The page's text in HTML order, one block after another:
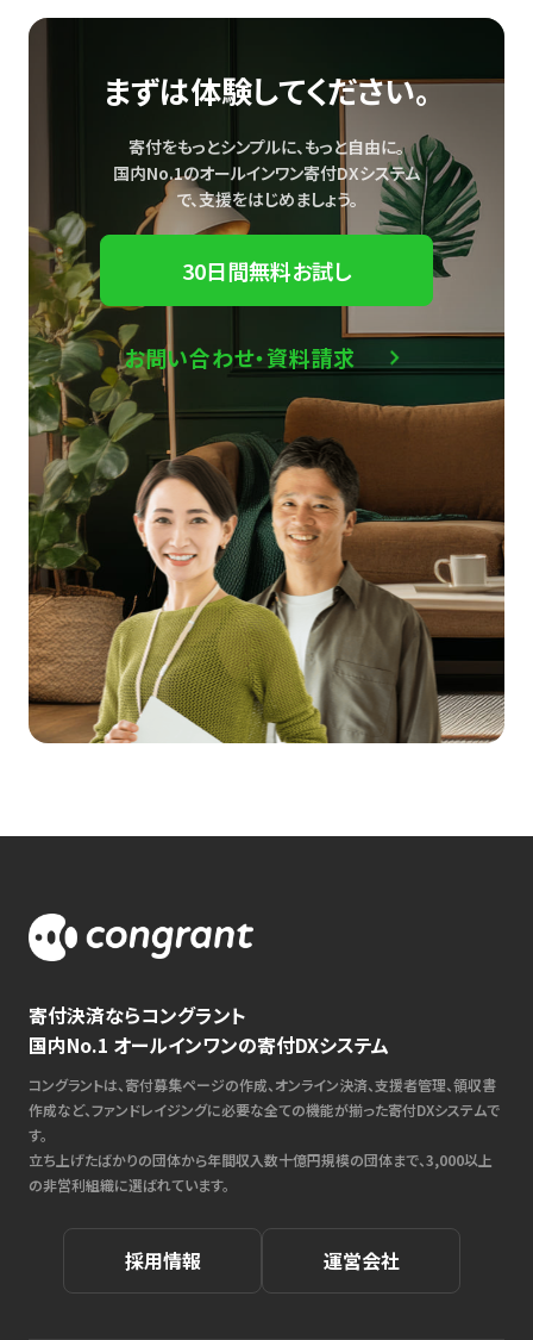
まずは体験してください。
寄付をもっとシンプルに、もっと自由に。
国内No.1のオールインワン寄付DXシステム
で、支援をはじめましょう。
30日間無料お試し
お問い合わせ・資料請求
寄付決済ならコングラント
国内No.1 オールインワンの寄付DXシステム
コングラントは、寄付募集ページの作成、オンライン決済、支援者管理、領収書
作成など、ファンドレイジングに必要な全ての機能が揃った寄付DXシステムで
す。
立ち上げたばかりの団体から年間収入数十億円規模の団体まで、3,000以上
の非営利組織に選ばれています。
採用情報 運営会社